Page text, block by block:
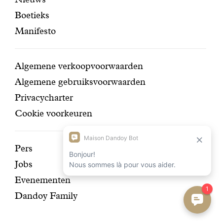
Boetieks
Manifesto
Conditions
Algemene verkoopvoorwaarden
Algemene gebruiksvoorwaarden
Privacycharter
Cookie voorkeuren
Ontdek
onze
geschiedenis
Pers
Jobs
Evenementen
Dandoy Family